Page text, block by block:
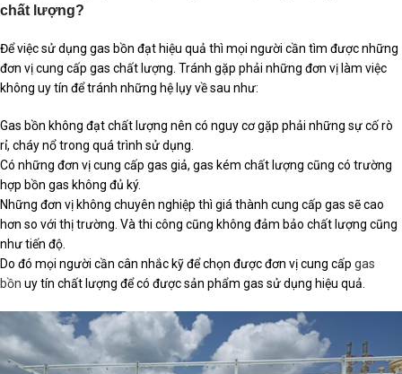
chất lượng?
Để việc sử dụng gas bồn đạt hiệu quả thì mọi người cần tìm được những
đơn vị cung cấp gas chất lượng. Tránh gặp phải những đơn vị làm việc
không uy tín để tránh những hệ lụy về sau như:
Gas bồn không đạt chất lượng nên có nguy cơ gặp phải những sự cố rò
rỉ, cháy nổ trong quá trình sử dụng.
Có những đơn vị cung cấp gas giả, gas kém chất lượng cũng có trường
hợp bồn gas không đủ ký.
Những đơn vị không chuyên nghiệp thì giá thành cung cấp gas sẽ cao
hơn so với thị trường. Và thi công cũng không đảm bảo chất lượng cũng
như tiến độ.
Do đó mọi người cần cân nhắc kỹ để chọn được đơn vị cung cấp gas
bồn uy tín chất lượng để có được sản phẩm gas sử dụng hiệu quả.